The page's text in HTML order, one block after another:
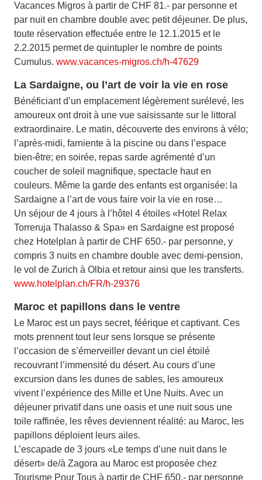
Vacances Migros à partir de CHF 81.- par personne et
par nuit en chambre double avec petit déjeuner. De plus,
toute réservation effectuée entre le 12.1.2015 et le
2.2.2015 permet de quintupler le nombre de points
Cumulus. www.vacances-migros.ch/h-47629
La Sardaigne, ou l’art de voir la vie en rose
Bénéficiant d’un emplacement légèrement surélevé, les
amoureux ont droit à une vue saisissante sur le littoral
extraordinaire. Le matin, découverte des environs à vélo;
l’après-midi, farniente à la piscine ou dans l’espace
bien-être; en soirée, repas sarde agrémenté d’un
coucher de soleil magnifique, spectacle haut en
couleurs. Même la garde des enfants est organisée: la
Sardaigne a l’art de vous faire voir la vie en rose…
Un séjour de 4 jours à l’hôtel 4 étoiles «Hotel Relax
Torreruja Thalasso & Spa» en Sardaigne est proposé
chez Hotelplan à partir de CHF 650.- par personne, y
compris 3 nuits en chambre double avec demi-pension,
le vol de Zurich à Olbia et retour ainsi que les transferts.
www.hotelplan.ch/FR/h-29376
Maroc et papillons dans le ventre
Le Maroc est un pays secret, féérique et captivant. Ces
mots prennent tout leur sens lorsque se présente
l’occasion de s’émerveiller devant un ciel étoilé
recouvrant l’immensité du désert. Au cours d’une
excursion dans les dunes de sables, les amoureux
vivent l’expérience des Mille et Une Nuits. Avec un
déjeuner privatif dans une oasis et une nuit sous une
toile raffinée, les rêves deviennent réalité: au Maroc, les
papillons déploient leurs ailes.
L’escapade de 3 jours «Le temps d’une nuit dans le
désert» de/à Zagora au Maroc est proposée chez
Tourisme Pour Tous à partir de CHF 650.- par personne